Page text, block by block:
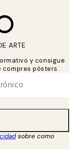
ARTE
y consigue
compres pósters.
sobre como